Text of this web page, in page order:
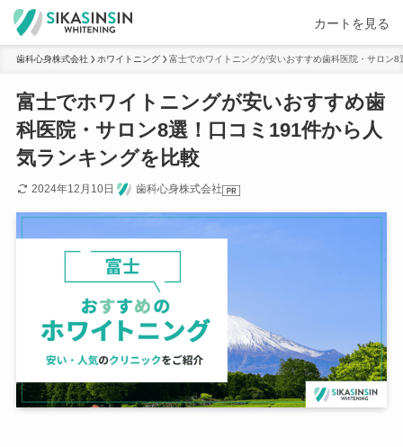
カートを見る
歯科心身株式会社 ホワイトニング 富士でホワイトニングが安いおすすめ歯科医院・サロン
富士でホワイトニングが安いおすすめ歯
科医院・サロン8選！口コミ191件から人
気ランキングを比較
2024年12月10日 歯科心身株式会社